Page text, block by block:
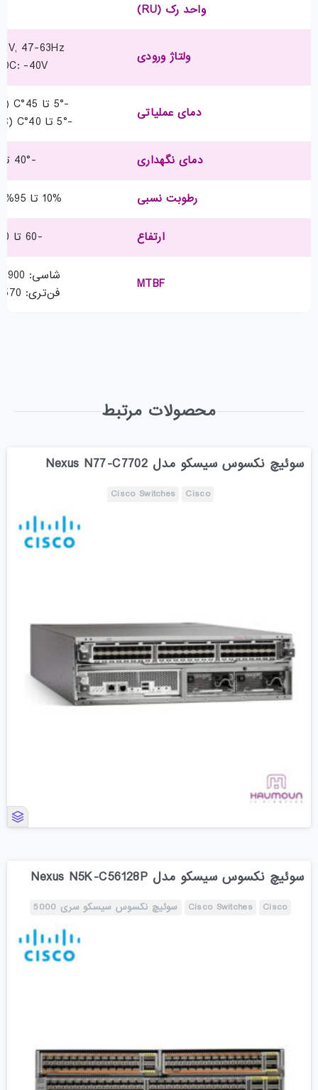
واحد رک (RU)
ولتاژ ورودی
47-63Hz
DC: -40V تا -72V
دمای عملیاتی
-5° تا 45°C (تا 6000 فوت)
-5° تا 40°C (تا 10,000 فوت)
دمای نگهداری -40° تا 75°C
رطوبت نسبی 10% تا 95% بدون تقطیر
ارتفاع -60 تا 3000 متر
MTBF
شاسی: 4,113,900 ساعت
فن‌تری: 452,570 ساعت
محصولات مرتبط
سوئیچ نکسوس سیسکو مدل Nexus N77-C7702
Cisco
Cisco Switches
سوئیچ نکسوس سیسکو مدل Nexus N5K-C56128P
Cisco
Cisco Switches سوئیچ نکسوس سیسکو سری 5000